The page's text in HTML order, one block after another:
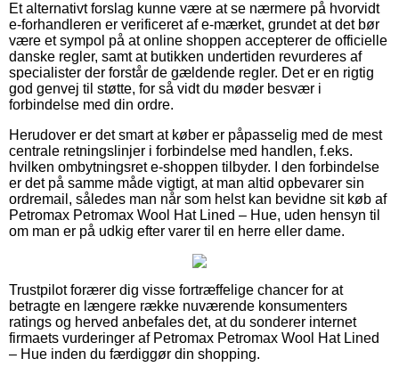
Et alternativt forslag kunne være at se nærmere på hvorvidt
e-forhandleren er verificeret af e-mærket, grundet at det bør
være et sympol på at online shoppen accepterer de officielle
danske regler, samt at butikken undertiden revurderes af
specialister der forstår de gældende regler. Det er en rigtig
god genvej til støtte, for så vidt du møder besvær i
forbindelse med din ordre.
Herudover er det smart at køber er påpasselig med de mest
centrale retningslinjer i forbindelse med handlen, f.eks.
hvilken ombytningsret e-shoppen tilbyder. I den forbindelse
er det på samme måde vigtigt, at man altid opbevarer sin
ordremail, således man når som helst kan bevidne sit køb af
Petromax Petromax Wool Hat Lined – Hue, uden hensyn til
om man er på udkig efter varer til en herre eller dame.
Trustpilot forærer dig visse fortræffelige chancer for at
betragte en længere række nuværende konsumenters
ratings og herved anbefales det, at du sonderer internet
firmaets vurderinger af Petromax Petromax Wool Hat Lined
– Hue inden du færdiggør din shopping.